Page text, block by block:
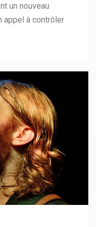
un nouveau
appel à contrôler